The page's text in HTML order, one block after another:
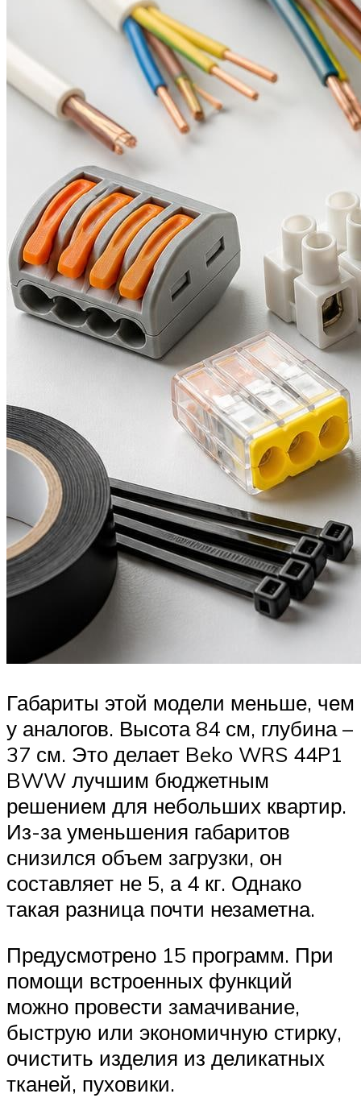
Габариты этой модели меньше, чем
у аналогов. Высота 84 см, глубина –
37 см. Это делает Beko WRS 44P1
BWW лучшим бюджетным
решением для небольших квартир.
Из-за уменьшения габаритов
снизился объем загрузки, он
составляет не 5, а 4 кг. Однако
такая разница почти незаметна.
Предусмотрено 15 программ. При
помощи встроенных функций
можно провести замачивание,
быструю или экономичную стирку,
очистить изделия из деликатных
тканей, пуховики.